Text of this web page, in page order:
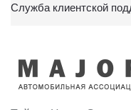
Служба клиентской